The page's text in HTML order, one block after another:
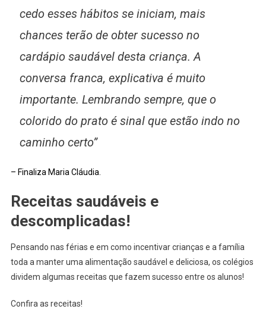
cedo esses hábitos se iniciam, mais
chances terão de obter sucesso no
cardápio saudável desta criança. A
conversa franca, explicativa é muito
importante. Lembrando sempre, que o
colorido do prato é sinal que estão indo no
caminho certo”
– Finaliza Maria Cláudia.
Receitas saudáveis e
descomplicadas!
Pensando nas férias e em como incentivar crianças e a família
toda a manter uma alimentação saudável e deliciosa, os colégios
dividem algumas receitas que fazem sucesso entre os alunos!
Confira as receitas!